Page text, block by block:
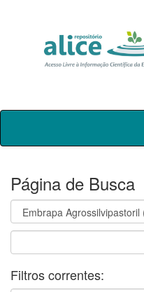
Skip
Página de Busca
Filtros correntes: